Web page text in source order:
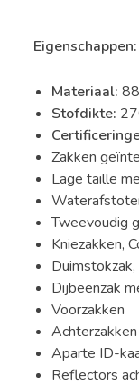
Eigenschappen:
Materiaal:
Stofdikte:
Zakken
Lage taille
Tweevoudig
Kniezakken,
Dijbeenzak
Voorzakken
Achterzakken
Aparte ID-
Reflectors